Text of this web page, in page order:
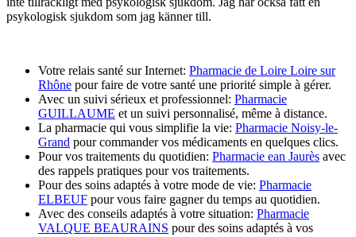
psykologisk sjukdom som jag känner till.
Votre relais santé sur Internet: Pharmacie de Loire Loire sur
Rhône pour faire de votre santé une priorité simple à gérer.
Avec un suivi sérieux et professionnel: Pharmacie
GUILLAUME et un suivi personnalisé, même à distance.
La pharmacie qui vous simplifie la vie: Pharmacie Noisy-le-
Grand pour commander vos médicaments en quelques clics.
Pour vos traitements du quotidien: Pharmacie ean Jaurès avec
des rappels pratiques pour vos traitements.
Pour des soins adaptés à votre mode de vie: Pharmacie
ELBEUF pour vous faire gagner du temps au quotidien.
Avec des conseils adaptés à votre situation: Pharmacie
VALQUE BEAURAINS pour des soins adaptés à vos